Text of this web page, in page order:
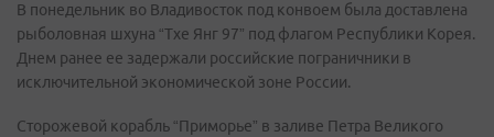
В понедельник во Владивосток под конвоем была доставлена
рыболовная шхуна “Тхе Янг 97” под флагом Республики Корея.
Днем ранее ее задержали российские пограничники в
исключительной экономической зоне России.
Сторожевой корабль “Приморье” в заливе Петра Великого